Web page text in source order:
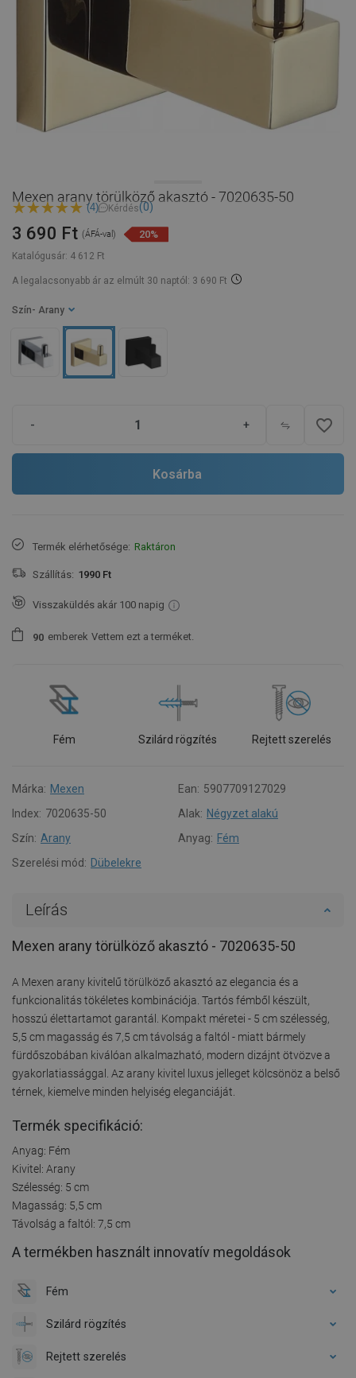
Mexen arany törülköző akasztó - 7020635-50
(4) Kérdés(0)
Katalógusár: 4 612 Ft
3 690 Ft (ÁFÁ-val) 20%
A legalacsonyabb ár az elmúlt 30 naptól: 3 690 Ft
Szín - Arany
- + favorite_border
Kosárba
Termék elérhetősége: Raktáron
Szállítás: 1990 Ft
Visszaküldés akár 100 napig
90 emberek Vettem ezt a terméket.
Fém Szilárd rögzítés Rejtett szerelés
Márka: Mexen Ean: 5907709127029
Index: 7020635-50 Alak: Négyzet alakú
Szín: Arany Anyag: Fém
Szerelési mód: Dübelekre
Leírás
Mexen arany törülköző akasztó - 7020635-50
A Mexen arany kivitelű törülköző akasztó az elegancia és a
funkcionalitás tökéletes kombinációja. Tartós fémből készült,
hosszú élettartamot garantál. Kompakt méretei - 5 cm szélesség,
5,5 cm magasság és 7,5 cm távolság a faltól - miatt bármely
fürdőszobában kiválóan alkalmazható, modern dizájnt ötvözve a
gyakorlatiassággal. Az arany kivitel luxus jelleget kölcsönöz a belső
térnek, kiemelve minden helyiség eleganciáját.
Termék specifikáció:
Anyag: Fém
Kivitel: Arany
Szélesség: 5 cm
Magasság: 5,5 cm
Távolság a faltól: 7,5 cm
A termékben használt innovatív megoldások
Fém
Szilárd rögzítés
Rejtett szerelés